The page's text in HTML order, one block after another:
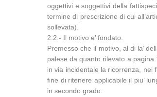
oggettivi e soggettivi della
termine di prescrizione di cui
sollevata).
2.2.- Il motivo e’ fondato.
Premesso che il motivo, al di la’
palese da quanto rilevato a pagina
in via incidentale la ricorrenza, nei
fine di ritenere applicabile il piu’
in secondo grado.